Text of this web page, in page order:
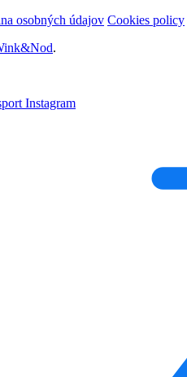
osobných údajov Cookies policy
.